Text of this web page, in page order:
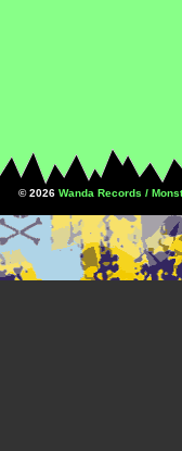
© 2026 Wanda Records /